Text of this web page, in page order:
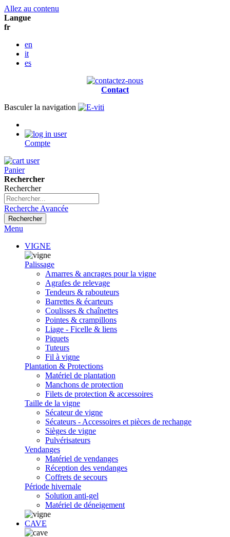
Allez au contenu
Langue
fr
en
it
es
Contact
Basculer la navigation
Compte
Panier
Rechercher
Rechercher
Recherche Avancée
Rechercher
Menu
VIGNE
Palissage
Amarres & ancrages pour la vigne
Agrafes de relevage
Tendeurs & rabouteurs
Barrettes & écarteurs
Coulisses & chaînettes
Pointes & crampillons
Liage - Ficelle & liens
Piquets
Tuteurs
Fil à vigne
Plantation & Protections
Matériel de plantation
Manchons de protection
Filets de protection & accessoires
Taille de la vigne
Sécateur de vigne
Sécateurs - Accessoires et pièces de rechange
Sièges de vigne
Pulvérisateurs
Vendanges
Matériel de vendanges
Réception des vendanges
Coffrets de secours
Période hivernale
Solution anti-gel
Matériel de déneigement
CAVE